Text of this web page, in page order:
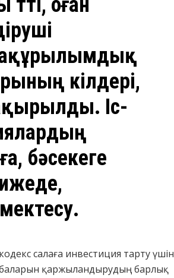
өкілдері,
Іс-
бәсекеге
салаға инвестиция тарту үшін
қаржыландырудың барлық